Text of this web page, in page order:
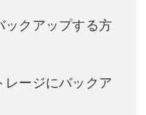
クアップする方
ージにバックア